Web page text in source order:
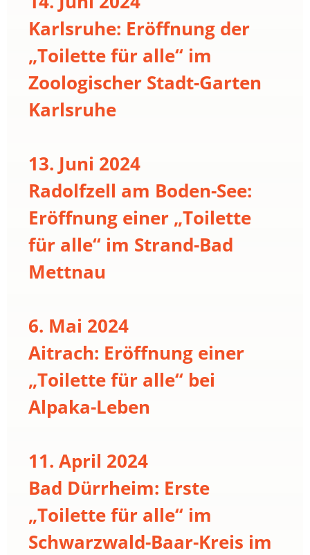
Karlsruhe: Eröffnung der
„Toilette für alle“ im
Zoologischer Stadt-Garten
Karlsruhe
13. Juni 2024
Radolfzell am Boden-See:
Eröffnung einer „Toilette
für alle“ im Strand-Bad
Mettnau
6. Mai 2024
Aitrach: Eröffnung einer
„Toilette für alle“ bei
Alpaka-Leben
11. April 2024
Bad Dürrheim: Erste
„Toilette für alle“ im
Schwarzwald-Baar-Kreis im